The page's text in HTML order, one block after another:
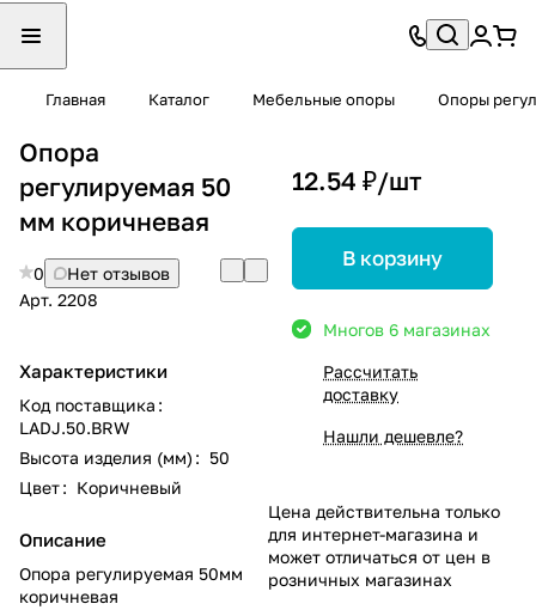
Главная Каталог Мебельные опоры Опоры
Опора
регулируемая 50
мм коричневая
0
Нет отзывов
Арт. 2208
Характеристики
Код поставщика :
LADJ.50.BRW
Высота изделия (мм) : 50
Цвет: Коричневый
Описание
Опора регулируемая 50мм
коричневая
12.54 ₽/шт
В корзину
Многов 6 магазинах
Рассчитать
доставку
Нашли дешевле?
Цена действительна только
для интернет-магазина и
может отличаться от цен в
розничных магазинах